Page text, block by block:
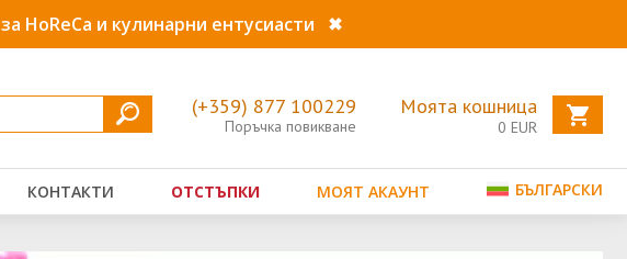
HoReCa и кулинарни ентусиасти ✖
Моята кошница
0 EUR
(+359) 877 100229
Поръчка повикване
КОНТАКТИ ОТСТЪПКИ МОЯТ АКАУНТ БЪЛГАРСКИ